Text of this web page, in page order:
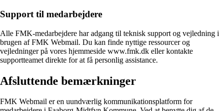
Support til medarbejdere
Alle FMK-medarbejdere har adgang til teknisk support og vejledning i
brugen af FMK Webmail. Du kan finde nyttige ressourcer og
vejledninger på vores hjemmeside www.fmk.dk eller kontakte
supportteamet direkte for at få personlig assistance.
Afsluttende bemærkninger
FMK Webmail er en uundværlig kommunikationsplatform for